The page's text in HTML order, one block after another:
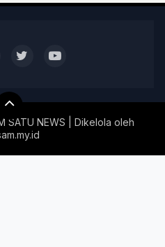
SATU NEWS | Dikelola oleh